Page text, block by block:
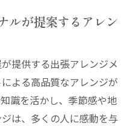
市の風土を感じるデザ
るサービス活用のポイ
屋のプロフェッショナ
ルが提案するアレン
提供する出張アレンジメ
よる高品質なアレンジが
識を活かし、季節感や地
は、多くの人に感動を与